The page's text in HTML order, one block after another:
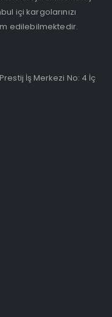
içi kargolarınızı
edilebilmektedir.
İş Merkezi No: 4 İç